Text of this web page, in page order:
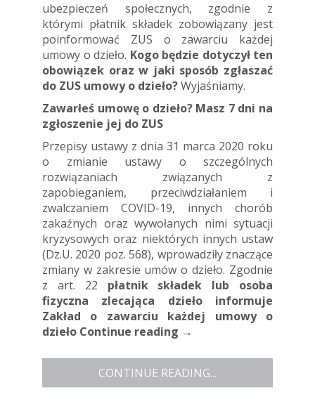
ubezpieczeń społecznych, zgodnie z
którymi płatnik składek zobowiązany jest
poinformować ZUS o zawarciu każdej
umowy o dzieło. Kogo będzie dotyczył ten
obowiązek oraz w jaki sposób zgłaszać
do ZUS umowy o dzieło?Wyjaśniamy.
Zawarłeś umowę o dzieło? Masz 7 dni na
zgłoszenie jej do ZUS
Przepisy ustawy z dnia 31 marca 2020 roku
o zmianie ustawy o szczególnych
rozwiązaniach związanych z
zapobieganiem, przeciwdziałaniem i
zwalczaniem COVID-19, innych chorób
zakaźnych oraz wywołanych nimi sytuacji
kryzysowych oraz niektórych innych ustaw
(Dz.U. 2020 poz. 568), wprowadziły znaczące
zmiany w zakresie umów o dzieło. Zgodnie
z art. 22 płatnik składek lub osoba
fizyczna zlecająca dzieło informuje
Zakład o zawarciu każdej umowy o
dzieło Continue reading →
CONTINUE READING...